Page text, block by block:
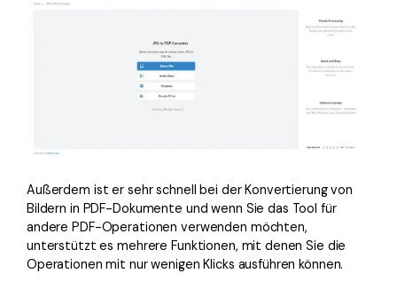
Außerdem ist er sehr schnell bei der Konvertierung von
Bildern in PDF-Dokumente und wenn Sie das Tool für
andere PDF-Operationen verwenden möchten,
unterstützt es mehrere Funktionen, mit denen Sie die
Operationen mit nur wenigen Klicks ausführen können.